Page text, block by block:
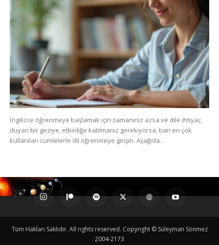
İngilizce öğrenmeye başlamak için zamanınız azsa ve dile ihtiyaç
duyan bir geziye, etkinliğe katılmanız gerekiyorsa, bari en çok
kullanılan cümlelerle dil öğrenmeye girişin. Aşağıda...
Tüm Hakları Saklıdır. All rights reserved. Copyright © Süleyman Sönmez
2004-2173